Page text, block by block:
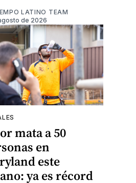
LATINO TEAM
de 2026
mata a 50
en
este
ya es récord